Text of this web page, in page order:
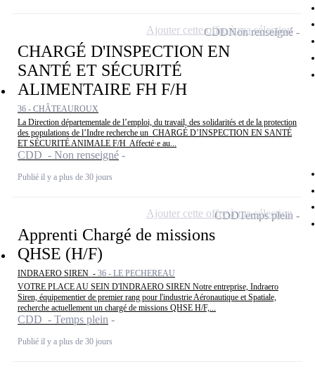
CHARGÉ D'INSPECTION EN
SANTÉ ET SÉCURITÉ
ALIMENTAIRE FH F/H
36 - CHÂTEAUROUX
La Direction départementale de l’emploi, du travail, des solidarités et de la protection
des populations de l’Indre recherche un CHARGÉ D’INSPECTION EN SANTÉ
ET SÉCURITÉ ANIMALE F/H Affecté·e au...
CDD - Non renseigné
Publié il y a plus de 30 jours
CDDNon renseigné
Ajouter cette offre à ma sélection
Apprenti Chargé de missions
QHSE (H/F)
INDRAERO SIREN - 36 - LE PECHEREAU
VOTRE PLACE AU SEIN D'INDRAERO SIREN Notre entreprise, Indraero
Siren, équipementier de premier rang pour l'industrie Aéronautique et Spatiale,
recherche actuellement un chargé de missions QHSE H/F,...
CDD - Temps plein
Publié il y a plus de 30 jours
CDDTemps plein
Ajouter cette offre à ma sélection